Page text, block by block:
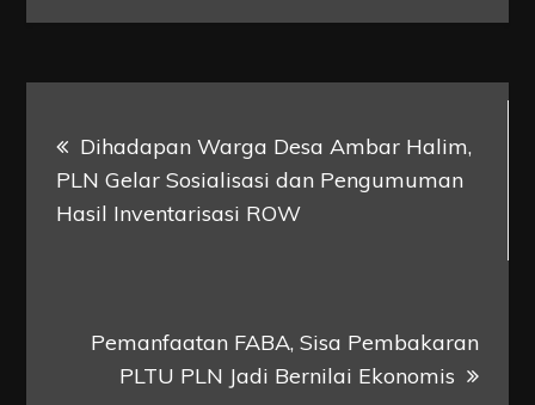
navigation
Dihadapan Warga Desa Ambar Halim,
PLN Gelar Sosialisasi dan Pengumuman
Hasil Inventarisasi ROW
Pemanfaatan FABA, Sisa Pembakaran
PLTU PLN Jadi Bernilai Ekonomis